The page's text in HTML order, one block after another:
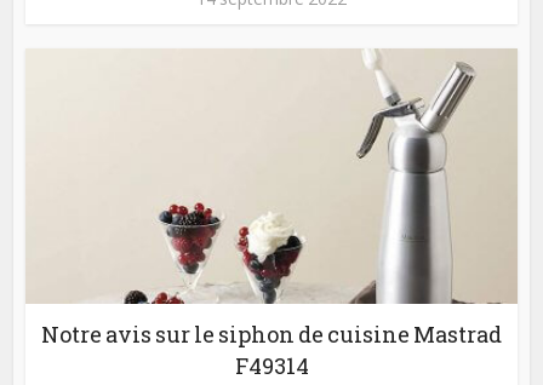
Notre avis sur le siphon de cuisine Mastrad
F49314